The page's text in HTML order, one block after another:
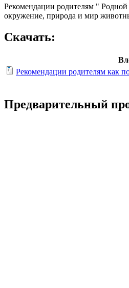
Рекомендации родителям "
окружение, природа и мир
Скачать:
Рекомендации родителям как
Предварительный